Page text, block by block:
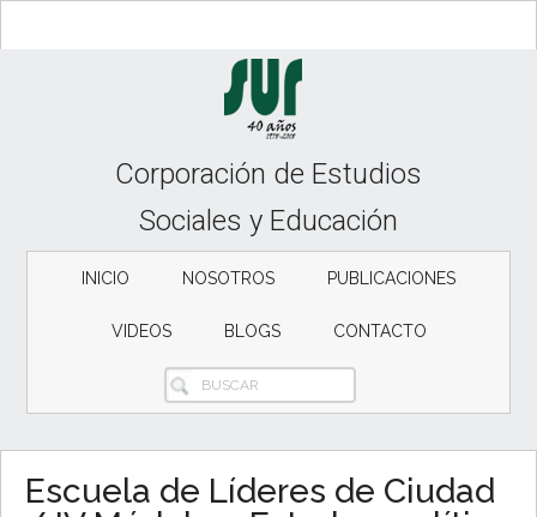
to
to
to
Corporación de Estudios
Sociales y Educación
INICIO NOSOTROS PUBLICACIONES
VIDEOS BLOGS CONTACTO
BUSCAR
Escuela de Líderes de Ciudad